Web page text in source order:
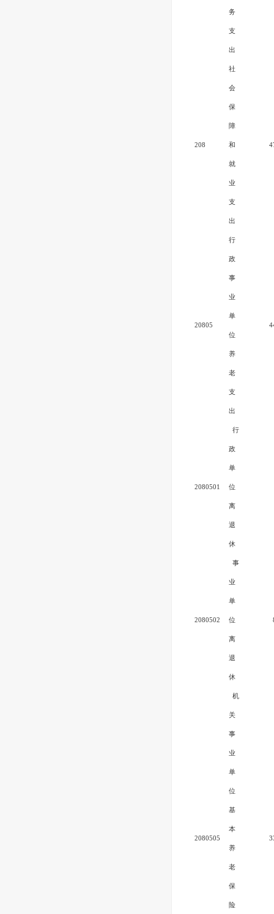
务
支
出
208
社
会
保
障
和
就
业
支
出
20805
行
政
事
业
单
位
养
老
支
出
2080501
行
政
单
位
离
退
休
2080502
事
业
单
位
离
退
休
2080505
机
关
事
业
单
位
基
本
养
老
保
险